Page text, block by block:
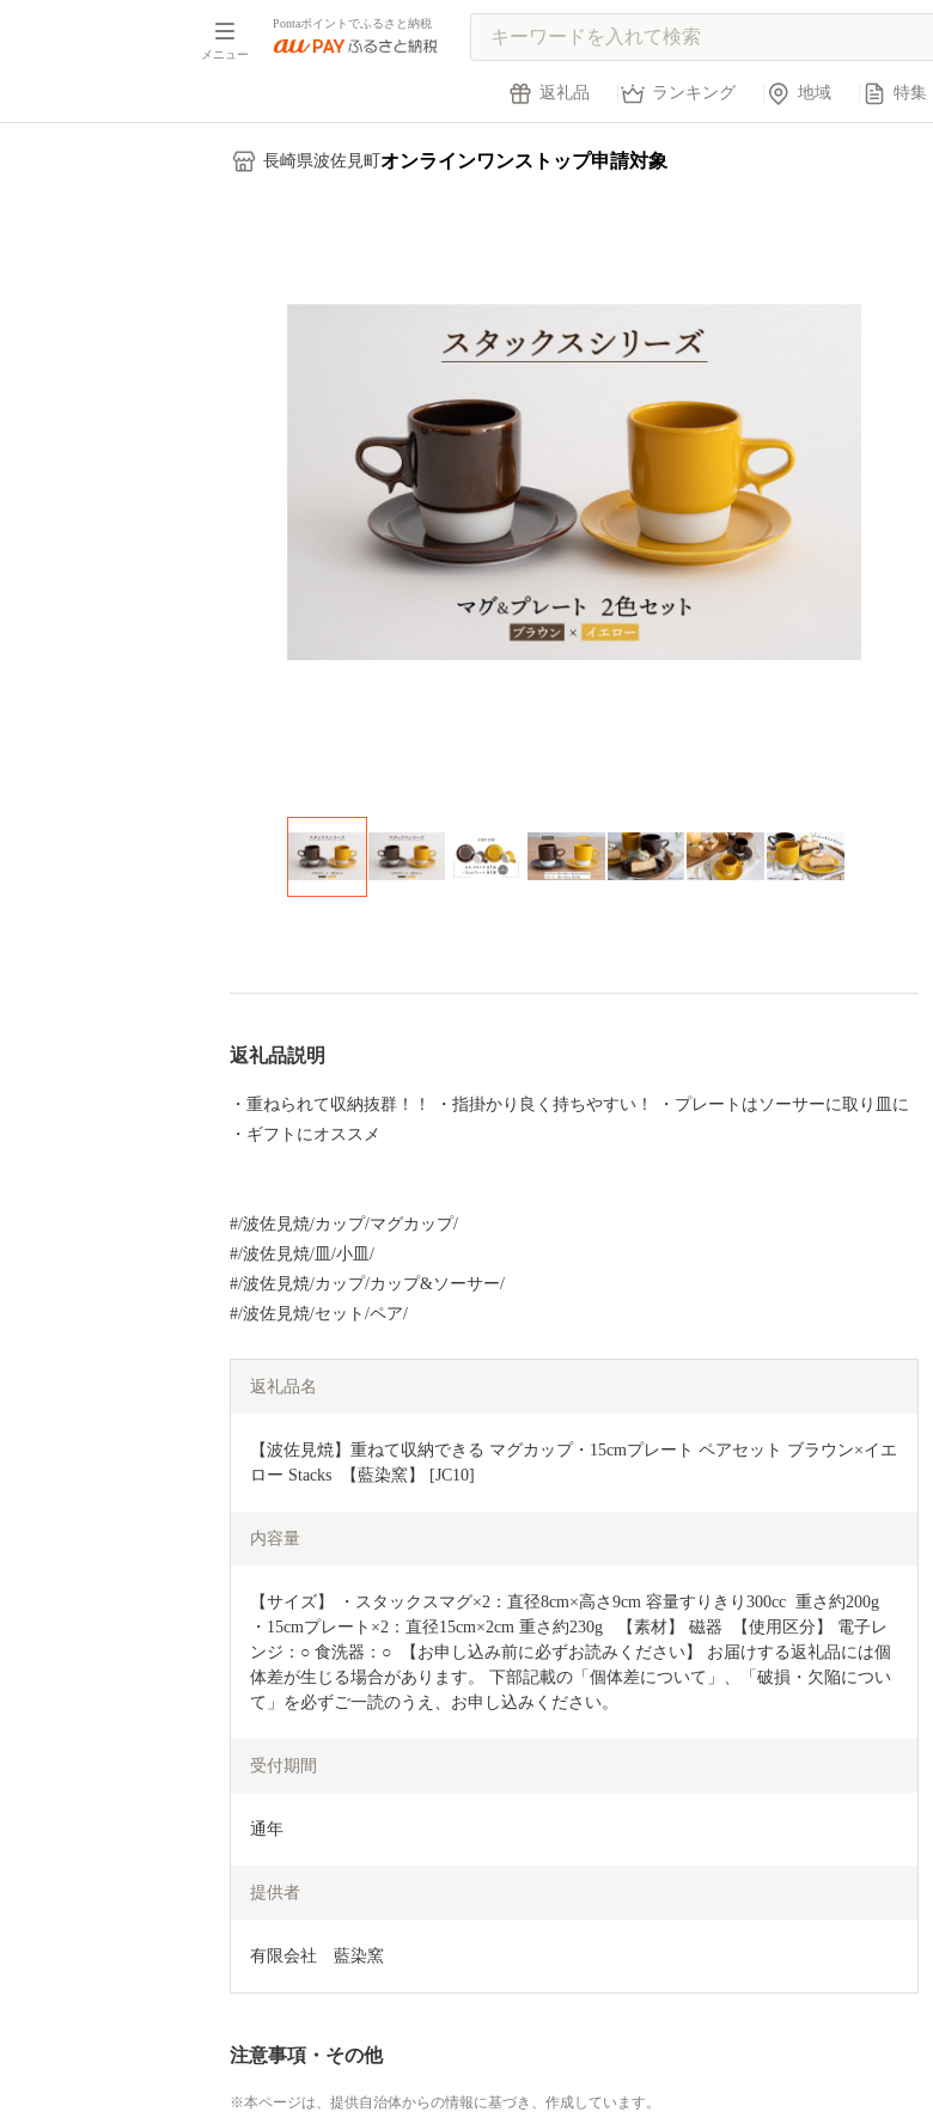
メニュー
Pontaポイントでふるさと納税
返礼品 ランキング 地域 特集
長崎県波佐見町 オンラインワンストップ申請対象
返礼品説明
・重ねられて収納抜群！！ ・指掛かり良く持ちやすい！ ・プレートはソーサーに取り皿に
・ギフトにオススメ
#/波佐見焼/カップ/マグカップ/
#/波佐見焼/皿/小皿/
#/波佐見焼/カップ/カップ&ソーサー/
#/波佐見焼/セット/ペア/
返礼品名
【波佐見焼】重ねて収納できる マグカップ・15cmプレート ペアセット ブラウン×イエ
ロー Stacks  【藍染窯】 [JC10]
内容量
【サイズ】 ・スタックスマグ×2：直径8cm×高さ9cm 容量すりきり300cc  重さ約200g
・15cmプレート×2：直径15cm×2cm 重さ約230g   【素材】 磁器  【使用区分】 電子レ
ンジ：○ 食洗器：○  【お申し込み前に必ずお読みください】 お届けする返礼品には個
体差が生じる場合があります。 下部記載の「個体差について」、「破損・欠陥につい
て」を必ずご一読のうえ、お申し込みください。
受付期間
通年
提供者
有限会社　藍染窯
注意事項・その他
本ページは、提供自治体からの情報に基づき、作成しています。